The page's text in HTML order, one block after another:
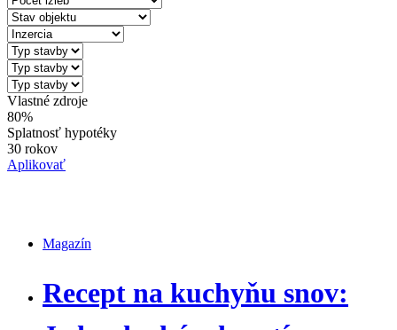
Vlastné zdroje
80%
Splatnosť hypotéky
30 rokov
Aplikovať
Magazín
Recept na kuchyňu snov: